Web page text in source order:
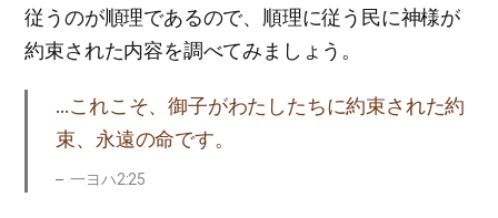
従うのが順理であるので、順理に従う民に神様が
約束された内容を調べてみましょう。
…これこそ、御子がわたしたちに約束された約
束、永遠の命です。
一ヨハ2:25